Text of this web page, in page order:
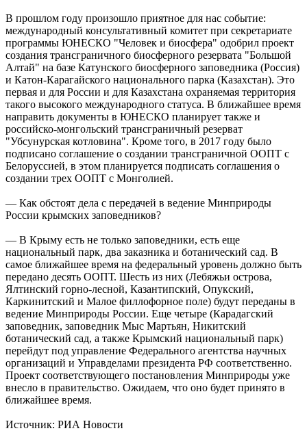
В прошлом году произошло приятное для нас событие:
международный консультативный комитет при секретариате
программы ЮНЕСКО "Человек и биосфера" одобрил проект
создания трансграничного биосферного резервата "Большой
Алтай" на базе Катунского биосферного заповедника (Россия)
и Катон-Карагайского национального парка (Казахстан). Это
первая и для России и для Казахстана охраняемая территория
такого высокого международного статуса. В ближайшее время
направить документы в ЮНЕСКО планирует также и
российско-монгольский трансграничный резерват
"Убсунурская котловина". Кроме того, в 2017 году было
подписано соглашение о создании трансграничной ООПТ с
Белоруссией, в этом планируется подписать соглашения о
создании трех ООПТ с Монголией.
— Как обстоят дела с передачей в ведение Минприроды
России крымских заповедников?
— В Крыму есть не только заповедники, есть еще
национальный парк, два заказника и ботанический сад. В
самое ближайшее время на федеральный уровень должно быть
передано десять ООПТ. Шесть из них (Лебяжьи острова,
Ялтинский горно-лесной, Казантипский, Опукский,
Каркинитский и Малое филлофорное поле) будут переданы в
ведение Минприроды России. Еще четыре (Карадагский
заповедник, заповедник Мыс Мартьян, Никитский
ботанический сад, а также Крымский национальный парк)
перейдут под управление Федерального агентства научных
организаций и Управделами президента РФ соответственно.
Проект соответствующего постановления Минприроды уже
внесло в правительство. Ожидаем, что оно будет принято в
ближайшее время.
Источник: РИА Новости